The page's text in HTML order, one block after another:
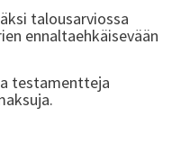
talousarviossa
ennaltaehkäisevään
testamentteja